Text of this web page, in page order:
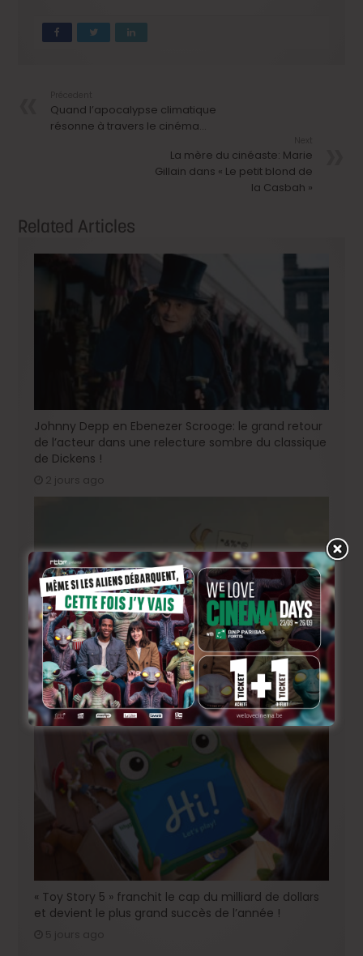
Quand l’apocalypse climatique
résonne à travers le cinéma…
La mère du cinéaste: Marie
Gillain dans « Le petit blond de
la Casbah »
Related Articles
Johnny Depp en Ebenezer Scrooge: le grand retour
de l’acteur dans une relecture sombre du classique
de Dickens !
2 jours ago
« Coyote vs. Acme », le film maudit de Hollywood a
enfin une date de sortie !
4 jours ago
« Toy Story 5 » franchit le cap du milliard de dollars
et devient le plus grand succès de l’année !